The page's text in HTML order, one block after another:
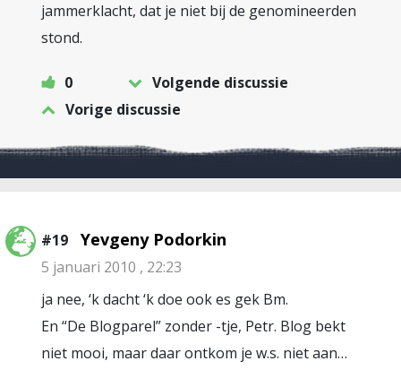
jammerklacht, dat je niet bij de genomineerden
stond.
0
Volgende discussie
Vorige discussie
#19 Yevgeny Podorkin
5 januari 2010 , 22:23
ja nee, ‘k dacht ‘k doe ook es gek Bm.
En “De Blogparel” zonder -tje, Petr. Blog bekt
niet mooi, maar daar ontkom je w.s. niet aan…